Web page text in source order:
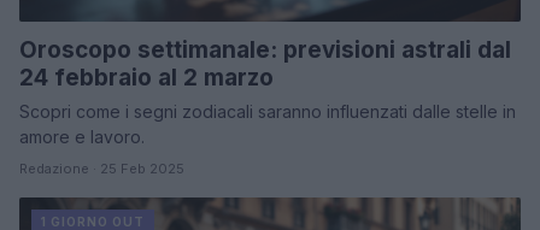
Oroscopo settimanale: previsioni astrali dal
24 febbraio al 2 marzo
Scopri come i segni zodiacali saranno influenzati dalle stelle in
amore e lavoro.
Redazione · 25 Feb 2025
1 GIORNO OUT